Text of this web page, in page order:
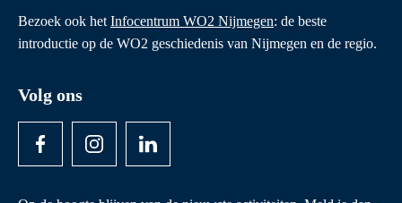
Bezoek ook het Infocentrum WO2 Nijmegen: de beste
introductie op de WO2 geschiedenis van Nijmegen en de regio.
Volg ons